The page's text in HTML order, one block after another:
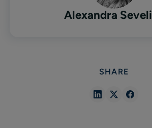
Alexandra
SHARE
ShareShareShare